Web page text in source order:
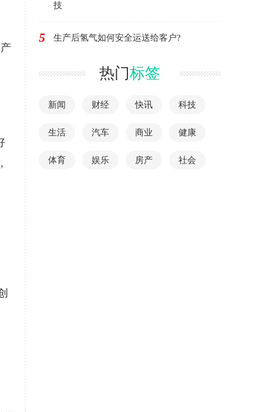
技
5 生产后氢气如何安全运送给客户?
热门标签
新闻 财经 快讯 科技
生活 汽车 商业 健康
体育 娱乐 房产 社会